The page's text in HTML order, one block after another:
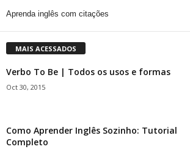
Aprenda inglês com citações
MAIS ACESSADOS
Verbo To Be | Todos os usos e formas
Oct 30, 2015
Como Aprender Inglês Sozinho: Tutorial
Completo